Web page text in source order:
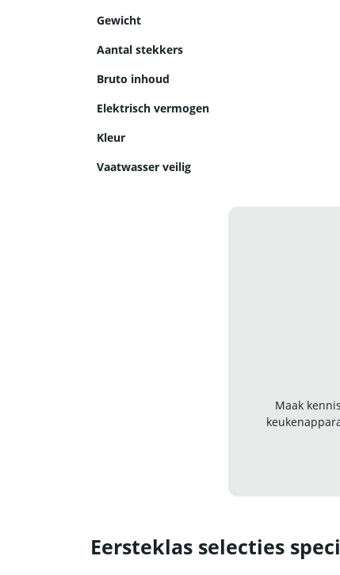
Gewicht
Aantal stekkers
Bruto inhoud
Elektrisch vermogen
Kleur
Vaatwasser veilig
Maak
Eersteklas selecties